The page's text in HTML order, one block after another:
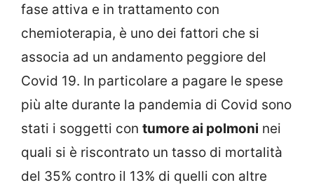
fase attiva e in trattamento con
chemioterapia, è uno dei fattori che si
associa ad un andamento peggiore del
Covid 19. In particolare a pagare le spese
più alte durante la pandemia di Covid sono
stati i soggetti con tumore ai polmoni nei
quali si è riscontrato un tasso di mortalità
del 35% contro il 13% di quelli con altre